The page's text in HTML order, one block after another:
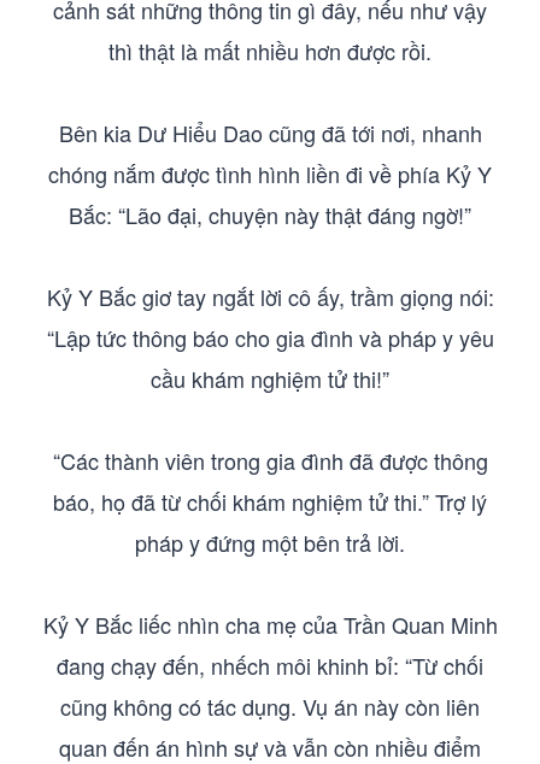
cảnh sát những thông tin gì đây, nếu như vậy
thì thật là mất nhiều hơn được rồi.
Bên kia Dư Hiểu Dao cũng đã tới nơi, nhanh
chóng nắm được tình hình liền đi về phía Kỷ Y
Bắc: “Lão đại, chuyện này thật đáng ngờ!”
Kỷ Y Bắc giơ tay ngắt lời cô ấy, trầm giọng nói:
“Lập tức thông báo cho gia đình và pháp y yêu
cầu khám nghiệm tử thi!”
“Các thành viên trong gia đình đã được thông
báo, họ đã từ chối khám nghiệm tử thi.” Trợ lý
pháp y đứng một bên trả lời.
Kỷ Y Bắc liếc nhìn cha mẹ của Trần Quan Minh
đang chạy đến, nhếch môi khinh bỉ: “Từ chối
cũng không có tác dụng. Vụ án này còn liên
quan đến án hình sự và vẫn còn nhiều điểm